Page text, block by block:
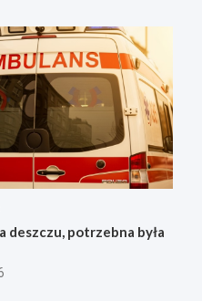
deszczu, potrzebna była